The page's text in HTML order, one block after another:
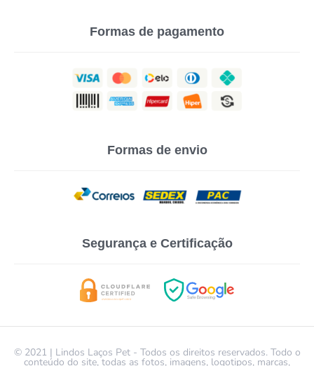
Formas de pagamento
Formas de envio
Segurança e Certificação
© 2021 | Lindos Laços Pet - Todos os direitos reservados. Todo o
conteúdo do site, todas as fotos, imagens, logotipos, marcas,